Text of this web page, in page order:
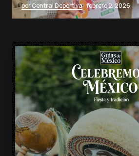
por Central Deportiva febrero 2, 2026